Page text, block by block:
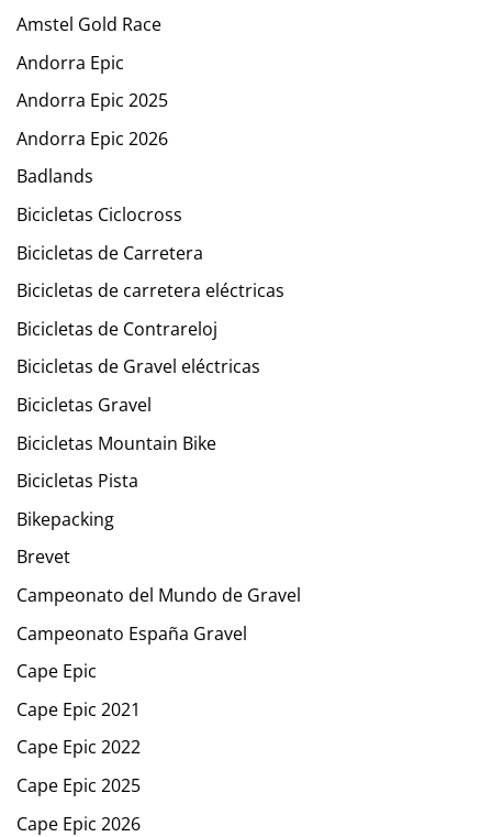
Amstel Gold Race
Andorra Epic
Andorra Epic 2025
Andorra Epic 2026
Badlands
Bicicletas Ciclocross
Bicicletas de Carretera
Bicicletas de carretera eléctricas
Bicicletas de Contrareloj
Bicicletas de Gravel eléctricas
Bicicletas Gravel
Bicicletas Mountain Bike
Bicicletas Pista
Bikepacking
Brevet
Campeonato del Mundo de Gravel
Campeonato España Gravel
Cape Epic
Cape Epic 2021
Cape Epic 2022
Cape Epic 2025
Cape Epic 2026